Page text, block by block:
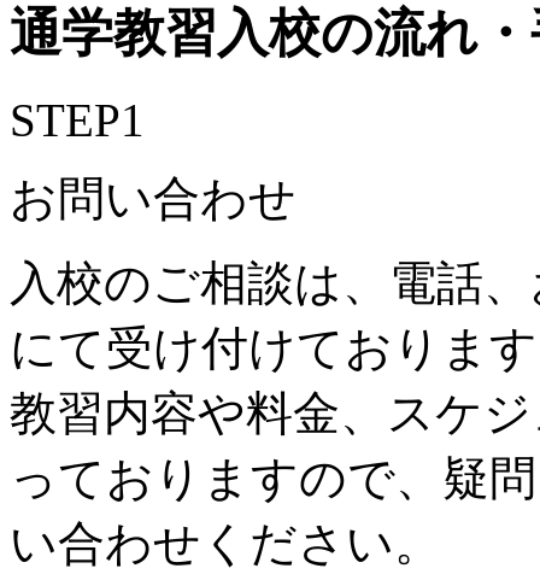
通学教習入校の流れ
STEP1
お問い合わせ
入校のご相談は、電話
にて受け付けておりま
教習内容や料金、スケ
っておりますので、疑
い合わせください。